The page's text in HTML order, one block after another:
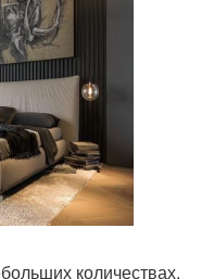
количествах.